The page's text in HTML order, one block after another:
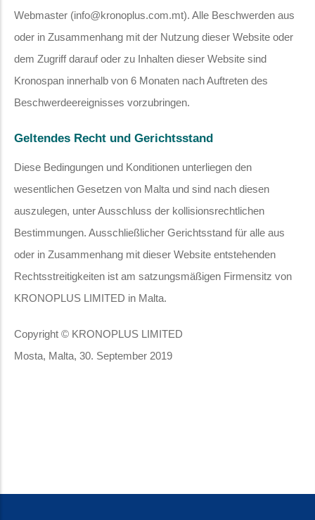
Webmaster (info@kronoplus.com.mt). Alle Beschwerden aus
oder in Zusammenhang mit der Nutzung dieser Website oder
dem Zugriff darauf oder zu Inhalten dieser Website sind
Kronospan innerhalb von 6 Monaten nach Auftreten des
Beschwerdeereignisses vorzubringen.
Geltendes Recht und Gerichtsstand
Diese Bedingungen und Konditionen unterliegen den
wesentlichen Gesetzen von Malta und sind nach diesen
auszulegen, unter Ausschluss der kollisionsrechtlichen
Bestimmungen. Ausschließlicher Gerichtsstand für alle aus
oder in Zusammenhang mit dieser Website entstehenden
Rechtsstreitigkeiten ist am satzungsmäßigen Firmensitz von
KRONOPLUS LIMITED in Malta.
Copyright © KRONOPLUS LIMITED
Mosta, Malta, 30. September 2019